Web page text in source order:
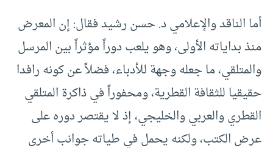
أما الناقد والإعلامي د. حسن رشيد فقال: إن المعرض
منذ بداياته الأولى، وهو يلعب دوراً مؤثراً بين المرسل
والمتلقي، ما جعله وجهة للأدباء، فضلاً عن كونه رافدا
حقيقيا للثقافة القطرية، ومحفوراً في ذاكرة المتلقي
القطري والعربي والخليجي، إذ لا يقتصر دوره على
عرض الكتب، ولكنه يحمل في طياته جوانب أخرى